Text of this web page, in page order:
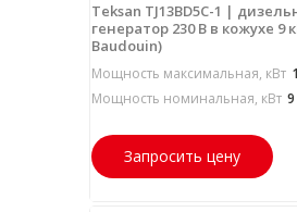
Teksan TJ13BD5C-1 |
генератор 230 В в кожухе 9
Baudouin)
Мощность максимальная, кВт
Мощность номинальная, кВт 9
Запросить цену